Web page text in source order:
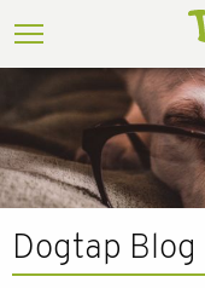
Dogtap Blog